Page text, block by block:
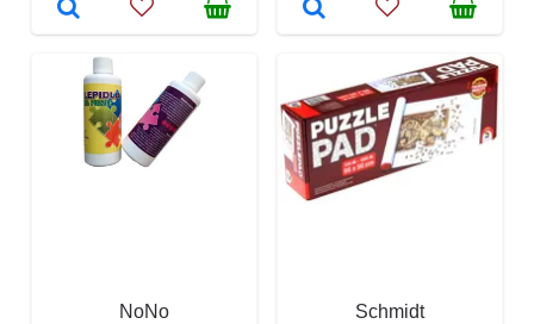
NoNo
Schmidt